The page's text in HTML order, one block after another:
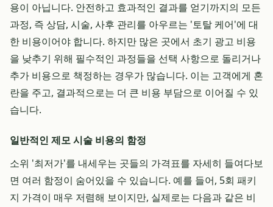
용이 아닙니다. 안전하고 효과적인 결과를 얻기까지의 모든
과정, 즉 상담, 시술, 사후 관리를 아우르는 '토탈 케어'에 대
한 비용이어야 합니다. 하지만 많은 곳에서 초기 광고 비용
을 낮추기 위해 필수적인 과정들을 선택 사항으로 돌리거나
추가 비용으로 책정하는 경우가 많습니다. 이는 고객에게 혼
란을 주고, 결과적으로는 더 큰 비용 부담으로 이어질 수 있
습니다.
일반적인 제모 시술 비용의 함정
소위 '최저가'를 내세우는 곳들의 가격표를 자세히 들여다보
면 여러 함정이 숨어있을 수 있습니다. 예를 들어, 5회 패키
지 가격이 매우 저렴해 보이지만, 실제로는 다음과 같은 비